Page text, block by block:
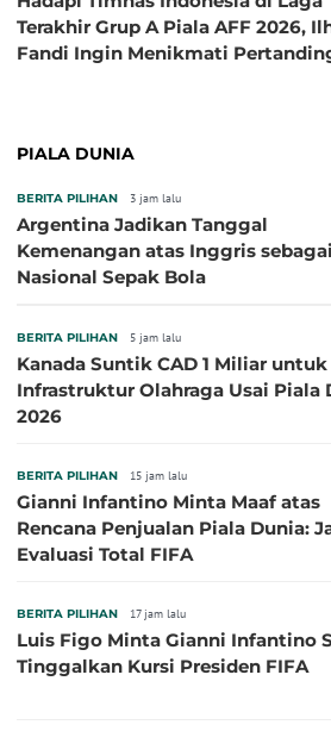
Terakhir Grup A Piala AFF 2026,
Fandi Ingin Menikmati
PIALA DUNIA
BERITA PILIHAN 3 jam lalu
Argentina Jadikan Tanggal
Kemenangan atas Inggris
Nasional Sepak Bola
BERITA PILIHAN 5 jam lalu
Kanada Suntik CAD 1 Miliar untuk
Infrastruktur Olahraga Usai Piala
2026
BERITA PILIHAN 15 jam lalu
Gianni Infantino Minta Maaf atas
Rencana Penjualan Piala Dunia:
Evaluasi Total FIFA
BERITA PILIHAN 17 jam lalu
Luis Figo Minta Gianni Infantino
Tinggalkan Kursi Presiden FIFA